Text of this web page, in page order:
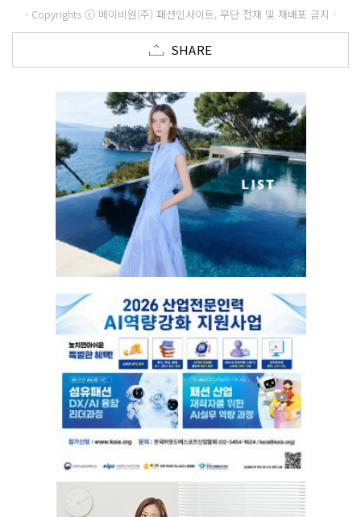
- Copyrights ⓒ 메이비원(주) 패션인사이트, 무단 전재 및 재배포 금지 -
SHARE